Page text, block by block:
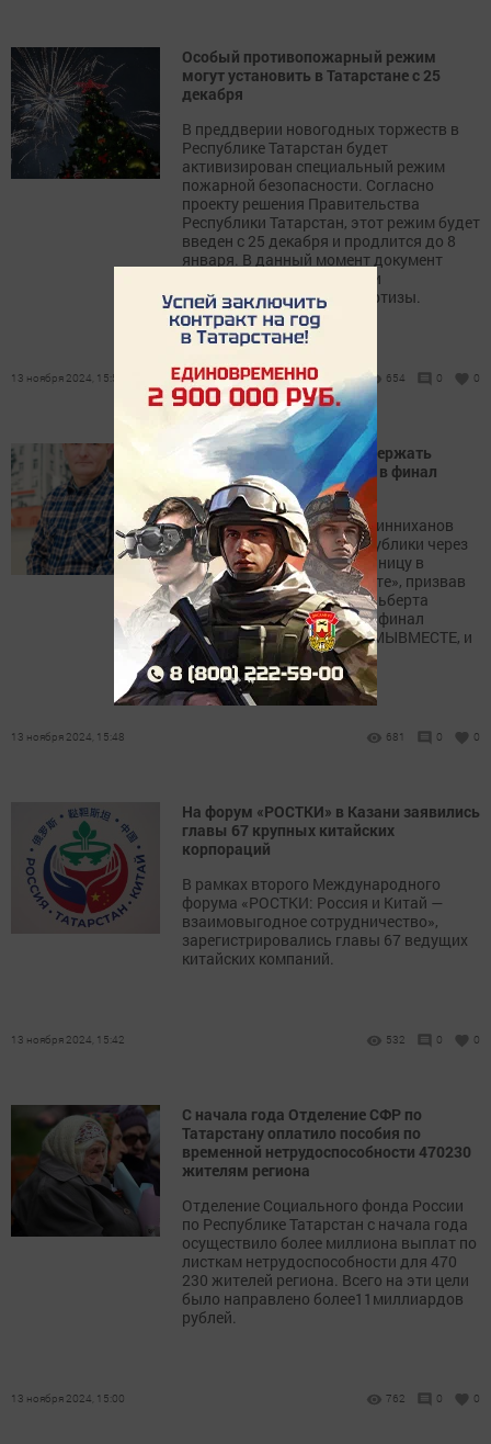
Особый противопожарный режим
могут установить в Татарстане с 25
декабря
В преддверии новогодных торжеств в
Республике Татарстан будет
активизирован специальный режим
пожарной безопасности. Согласно
проекту решения Правительства
Республики Татарстан, этот режим будет
введен с 25 декабря и продлится до 8
января. В данный момент документ
находится на прохождении
антикоррупционной экспертизы.
13 ноября 2024, 15:55 654 0 0
Минниханов призвал поддержать
татарстанца, прошедшего в финал
премии #МЫВМЕСТЕ
Раис Татарстана Рустам Минниханов
обратился к жителям республики через
свой Telegram-канал и страницу в
социальной сети «ВКонтакте», призвав
их поддержать земляка Альберта
Бикмуллина, вышедшего в финал
международной премии #МЫВМЕСТЕ, и
проголосовать за него.
13 ноября 2024, 15:48 681 0 0
На форум «РОСТКИ» в Казани заявились
главы 67 крупных китайских
корпораций
В рамках второго Международного
форума «РОСТКИ: Россия и Китай —
взаимовыгодное сотрудничество»,
зарегистрировались главы 67 ведущих
китайских компаний.
13 ноября 2024, 15:42 532 0 0
С начала года Отделение СФР по
Татарстану оплатило пособия по
временной нетрудоспособности 470230
жителям региона
Отделение Социального фонда России
по Республике Татарстан с начала года
осуществило более миллиона выплат по
листкам нетрудоспособности для 470
230 жителей региона. Всего на эти цели
было направлено более11миллиардов
рублей.
13 ноября 2024, 15:00 762 0 0